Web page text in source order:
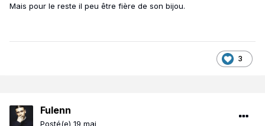
Mais pour le reste il peu être fière de son bijou.
3
Fulenn
Posté(e) 19 mai